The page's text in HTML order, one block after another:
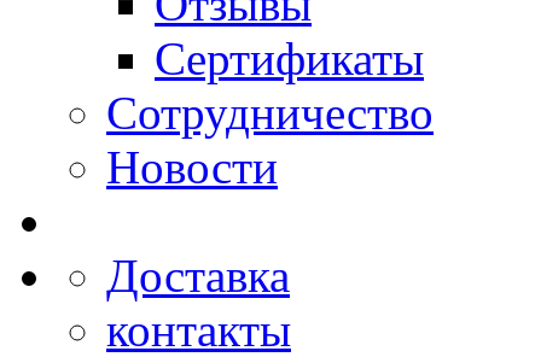
Сертификаты
Сотрудничество
Новости
Доставка
контакты